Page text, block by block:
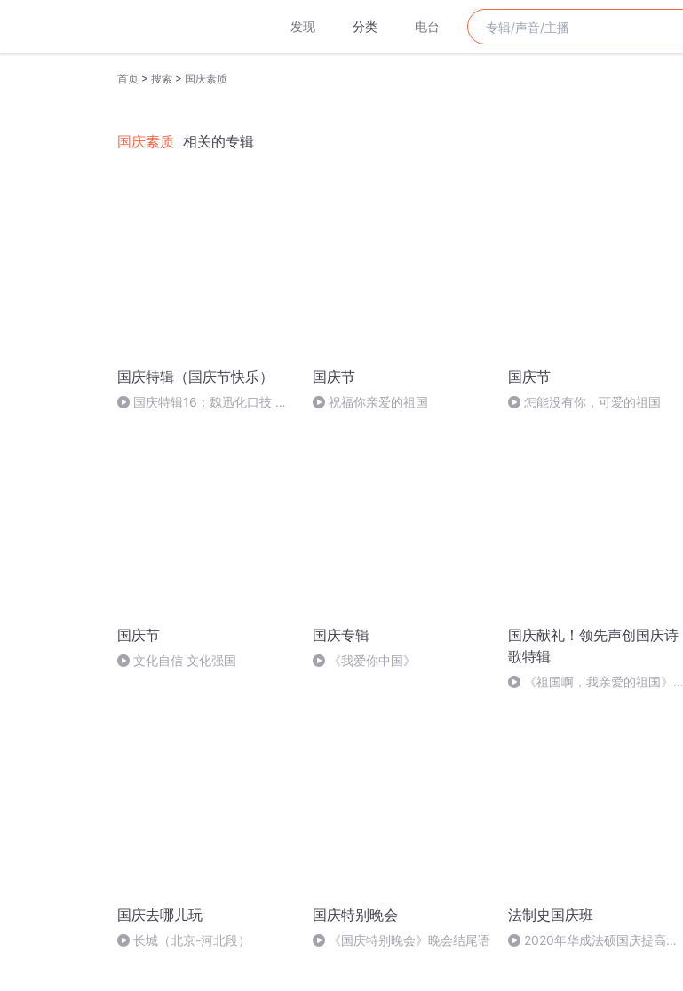
发现 分类 电台
首页 > 搜索 > 国庆素质
国庆素质 相关的专辑
国庆特辑（国庆节快乐）
国庆特辑16：魏迅化口技 二
国庆节
祝福你亲爱的祖国
国庆节
怎能没有你，可爱的祖国
国庆节
文化自信 文化强国
国庆专辑
《我爱你中国》
国庆献礼！领先声创国庆诗
歌特辑
《祖国啊，我亲爱的祖国》温
国庆去哪儿玩
长城（北京-河北段）
国庆特别晚会
《国庆特别晚会》晚会结尾语
法制史国庆班
2020年华成法硕国庆提高班